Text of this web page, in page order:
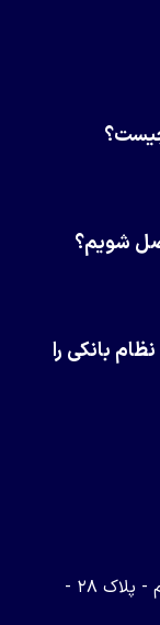
چیست؟
شویم؟
بانکی را
تهران - ولنجک - نبش خیابان چهاردهم - پلاک ۲۸ -